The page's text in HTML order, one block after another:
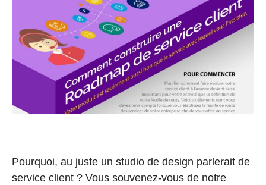
Pourquoi, au juste un studio de design parlerait de
service client ? Vous souvenez-vous de notre